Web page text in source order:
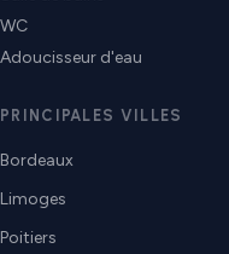
WC
Adoucisseur d'eau
PRINCIPALES VILLES
Bordeaux
Limoges
Poitiers